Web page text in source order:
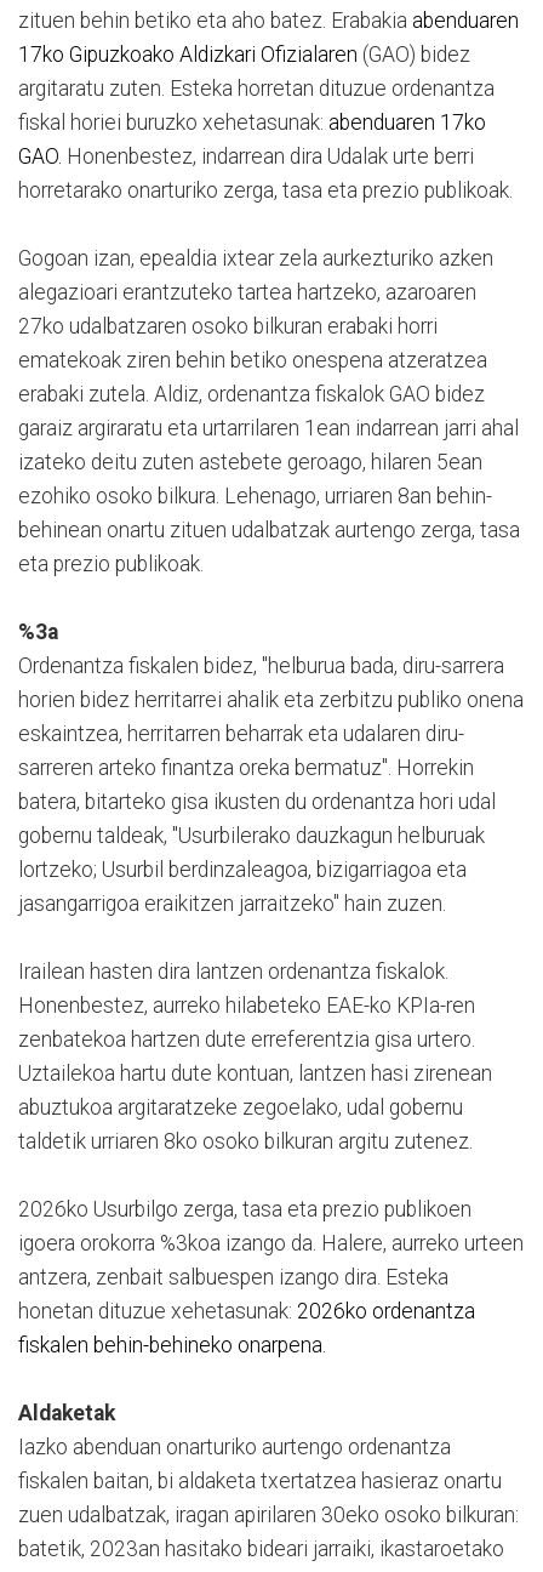
zituen behin betiko eta aho batez. Erabakia abenduaren
17ko Gipuzkoako Aldizkari Ofizialaren (GAO) bidez
argitaratu zuten. Esteka horretan dituzue ordenantza
fiskal horiei buruzko xehetasunak: abenduaren 17ko
GAO. Honenbestez, indarrean dira Udalak urte berri
horretarako onarturiko zerga, tasa eta prezio publikoak.
Gogoan izan, epealdia ixtear zela aurkezturiko azken
alegazioari erantzuteko tartea hartzeko, azaroaren
27ko udalbatzaren osoko bilkuran erabaki horri
ematekoak ziren behin betiko onespena atzeratzea
erabaki zutela. Aldiz, ordenantza fiskalok GAO bidez
garaiz argiraratu eta urtarrilaren 1ean indarrean jarri ahal
izateko deitu zuten astebete geroago, hilaren 5ean
ezohiko osoko bilkura. Lehenago, urriaren 8an behin-
behinean onartu zituen udalbatzak aurtengo zerga, tasa
eta prezio publikoak.
%3a
Ordenantza fiskalen bidez, "helburua bada, diru-sarrera
horien bidez herritarrei ahalik eta zerbitzu publiko onena
eskaintzea, herritarren beharrak eta udalaren diru-
sarreren arteko finantza oreka bermatuz". Horrekin
batera, bitarteko gisa ikusten du ordenantza hori udal
gobernu taldeak, "Usurbilerako dauzkagun helburuak
lortzeko; Usurbil berdinzaleagoa, bizigarriagoa eta
jasangarrigoa eraikitzen jarraitzeko" hain zuzen.
Irailean hasten dira lantzen ordenantza fiskalok.
Honenbestez, aurreko hilabeteko EAE-ko KPIa-ren
zenbatekoa hartzen dute erreferentzia gisa urtero.
Uztailekoa hartu dute kontuan, lantzen hasi zirenean
abuztukoa argitaratzeke zegoelako, udal gobernu
taldetik urriaren 8ko osoko bilkuran argitu zutenez.
2026ko Usurbilgo zerga, tasa eta prezio publikoen
igoera orokorra %3koa izango da. Halere, aurreko urteen
antzera, zenbait salbuespen izango dira. Esteka
honetan dituzue xehetasunak: 2026ko ordenantza
fiskalen behin-behineko onarpena.
Aldaketak
Iazko abenduan onarturiko aurtengo ordenantza
fiskalen baitan, bi aldaketa txertatzea hasieraz onartu
zuen udalbatzak, iragan apirilaren 30eko osoko bilkuran:
batetik, 2023an hasitako bideari jarraiki, ikastaroetako